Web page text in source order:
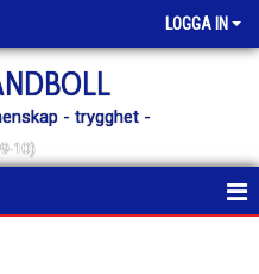
LOGGA IN
- trygghet -
10)